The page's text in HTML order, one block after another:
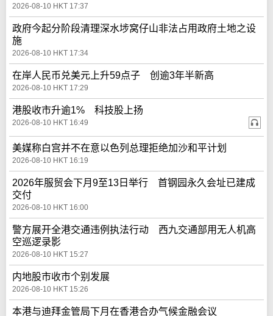
2026-08-10 HKT 17:37
政府今起分阶段清理深水埗窝仔山非法占用政府土地之设
施
2026-08-10 HKT 17:34
在岸人民币兑美元上升59点子 创逾3年半新高
2026-08-10 HKT 17:29
港股收市升逾1% 科技股上扬
2026-08-10 HKT 16:49
美媒称白宫并不在意以色列总理拒绝加沙和平计划
2026-08-10 HKT 16:19
2026年服贸会下月9至13日举行 首钢园永久会址已建成
交付
2026-08-10 HKT 16:00
警方展开全港交通违例执法行动 西九交通部用无人机高
空巡逻录影
2026-08-10 HKT 15:27
内地股市收市个别发展
2026-08-10 HKT 15:26
本港与迪拜金管局下月在香港合办气候金融会议